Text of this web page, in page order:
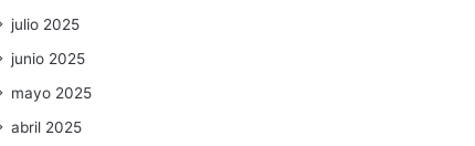
julio 2025
junio 2025
mayo 2025
abril 2025